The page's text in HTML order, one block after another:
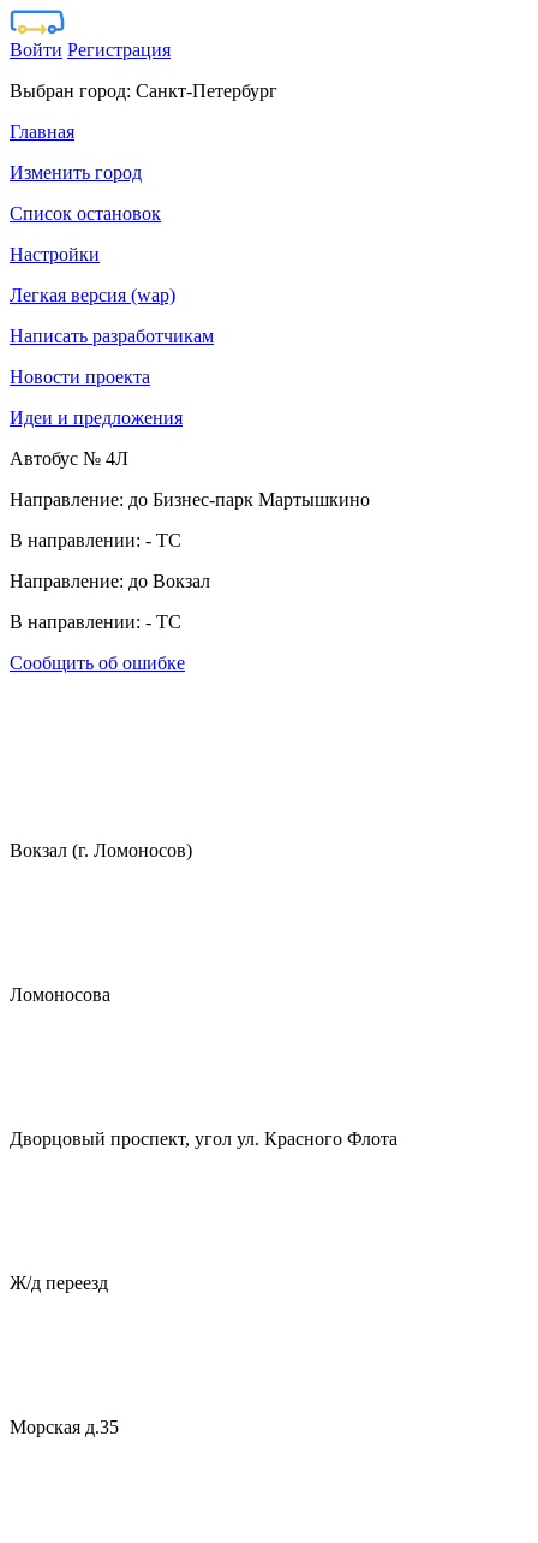
Войти Регистрация
Выбран город: Санкт-Петербург
Главная
Изменить город
Список остановок
Настройки
Легкая версия (wap)
Написать разработчикам
Новости проекта
Идеи и предложения
Автобус № 4Л
Направление: до Бизнес-парк Мартышкино
В направлении: - ТС
Направление: до Вокзал
В направлении: - ТС
Сообщить об ошибке
Вокзал (г. Ломоносов)
Ломоносова
Дворцовый проспект, угол ул. Красного Флота
Ж/д переезд
Морская д.35